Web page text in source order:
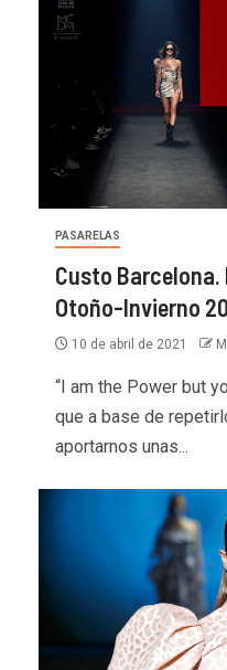
PASARELAS
Custo Barcelona.
Otoño-Invierno
10 de abril de 2021
“I am the Power but
que a base de
aportarnos unas...